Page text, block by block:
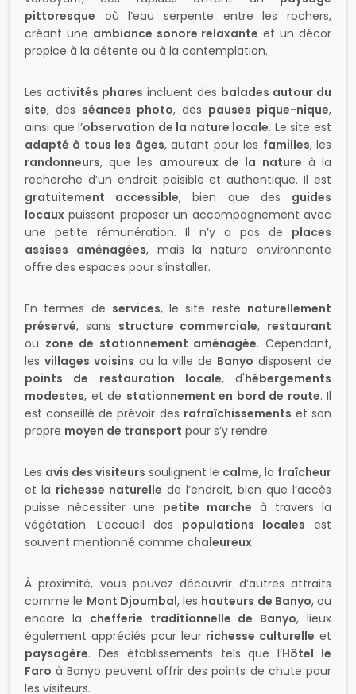
pittoresque où l’eau serpente entre les rochers,
créant une ambiance sonore relaxante et un décor
propice à la détente ou à la contemplation.
Les activités phares incluent des balades autour du
site, des séances photo, des pauses pique-nique,
ainsi que l’observation de la nature locale. Le site est
adapté à tous les âges, autant pour les familles, les
randonneurs, que les amoureux de la nature à la
recherche d’un endroit paisible et authentique. Il est
gratuitement accessible, bien que des guides
locaux puissent proposer un accompagnement avec
une petite rémunération. Il n’y a pas de places
assises aménagées, mais la nature environnante
offre des espaces pour s’installer.
En termes de services, le site reste naturellement
préservé, sans structure commerciale, restaurant
ou zone de stationnement aménagée. Cependant,
les villages voisins ou la ville de Banyo disposent de
points de restauration locale, d'hébergements
modestes, et de stationnement en bord de route. Il
est conseillé de prévoir des rafraîchissements et son
propre moyen de transport pour s’y rendre.
Les avis des visiteurs soulignent le calme, la fraîcheur
et la richesse naturelle de l’endroit, bien que l’accès
puisse nécessiter une petite marche à travers la
végétation. L’accueil des populations locales est
souvent mentionné comme chaleureux.
À proximité, vous pouvez découvrir d’autres attraits
comme le Mont Djoumbal, les hauteurs de Banyo, ou
encore la chefferie traditionnelle de Banyo, lieux
également appréciés pour leur richesse culturelle et
paysagère. Des établissements tels que l’Hôtel le
Faro à Banyo peuvent offrir des points de chute pour
les visiteurs.